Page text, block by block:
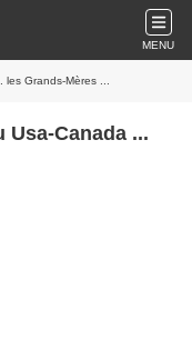
MENU
Grands-Mères ...
Canada ...